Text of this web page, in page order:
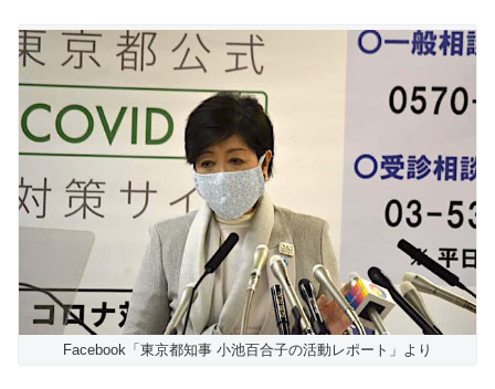
Facebook「東京都知事 小池百合子の活動レポート」より